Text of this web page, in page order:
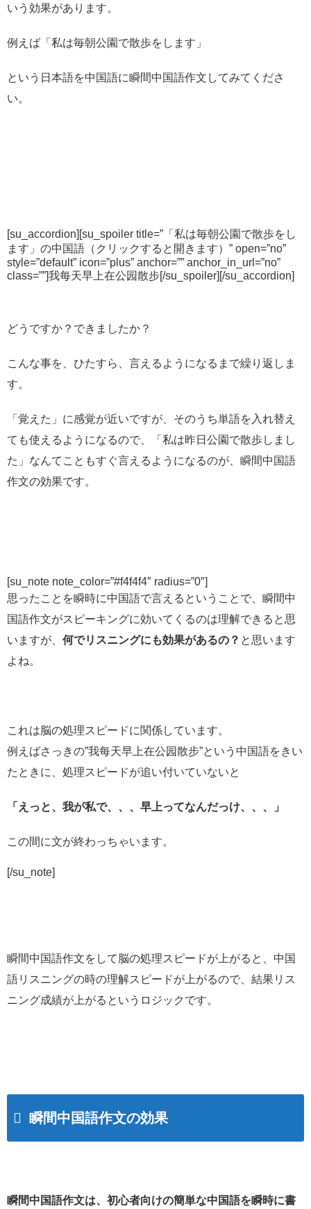
いう効果があります。
例えば「私は毎朝公園で散歩をします」
という日本語を中国語に瞬間中国語作文してみてくださ
い。
[su_accordion][su_spoiler title=”「私は毎朝公園で散歩をし
ます」の中国語（クリックすると開きます）” open=”no”
style=”default” icon=”plus” anchor=”” anchor_in_url=”no”
class=””]我每天早上在公园散步[/su_spoiler][/su_accordion]
どうですか？できましたか？
こんな事を、ひたすら、言えるようになるまで繰り返しま
す。
「覚えた」に感覚が近いですが、そのうち単語を入れ替え
ても使えるようになるので、「私は昨日公園で散歩しまし
た」なんてこともすぐ言えるようになるのが、瞬間中国語
作文の効果です。
[su_note note_color=”#f4f4f4″ radius=”0″]
思ったことを瞬時に中国語で言えるということで、瞬間中
国語作文がスピーキングに効いてくるのは理解できると思
いますが、 何でリスニングにも効果があるの？ と思います
よね。
これは脳の処理スピードに関係しています。
例えばさっきの”我每天早上在公园散步”という中国語をきい
たときに、処理スピードが追い付いていないと
「えっと、我が私で、、、早上ってなんだっけ、、、」
この間に文が終わっちゃいます。
[/su_note]
瞬間中国語作文をして脳の処理スピードが上がると、中国
語リスニングの時の理解スピードが上がるので、結果リス
ニング成績が上がるというロジックです。
瞬間中国語作文の効果
瞬間中国語作文は、初心者向けの簡単な中国語を瞬時に書